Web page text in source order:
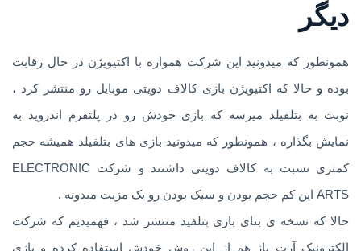
دیگر
همونطور که میدونید این شرکت همواره با اکتیویژن در حال رقابت
بوده و حالا که اکتیویژن بازی کالاف دویتی موبایل رو منتشر کرد ،
نوبت به بتلفیلد میرسه که بازی خودش رو در پلتفرم اندروید به
نمایش بگذاره ، همونطور که میدونید بازی های بتلفیلد همیشه حجم
کمتری نسبت به کالاف دویتی داشتند و شرکت ELECTRONIC
ARTS این کم حجم بودن و سبک بودن رو یک مزیت میدونه .
حالا که نسخه ی بتای بازی بتلفید منتشر شد ، فهمیدیم که شرکت
الکترونیک آرت باز هم از این روش خودش استفاده کرده و بازی